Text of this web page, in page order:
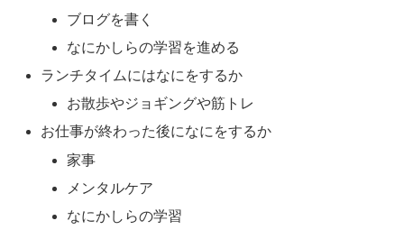
ブログを書く
なにかしらの学習を進める
ランチタイムにはなにをするか
お散歩やジョギングや筋トレ
お仕事が終わった後になにをするか
家事
メンタルケア
なにかしらの学習